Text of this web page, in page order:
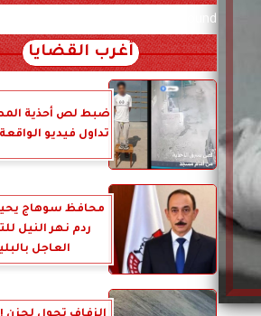
xml_json/rss/~12.xml x0n not found
أغرب القضايا
ضبط لص أحذية
تداول فيديو
محافظ سوهاج
ردم نهر النيل
العاجل